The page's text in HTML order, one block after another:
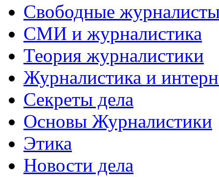
Свободные
СМИ и журналистика
Теория журналистики
Журналистика и
Секреты дела
Основы Журналистики
Этика
Новости дела